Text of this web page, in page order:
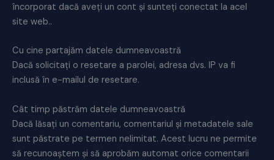
încorporat dacă aveți un cont și sunteți conectat la acel
site web..
Cu cine partajăm datele dumneavoastră
Dacă solicitați o resetare a parolei, adresa dvs. IP va fi
inclusă în e-mailul de resetare.
Cât timp păstrăm datele dumneavoastră
Dacă lăsați un comentariu, comentariul și metadatele sale
sunt păstrate pe termen nelimitat. Acest lucru ne permite
să recunoaștem și să aprobăm automat orice comentarii